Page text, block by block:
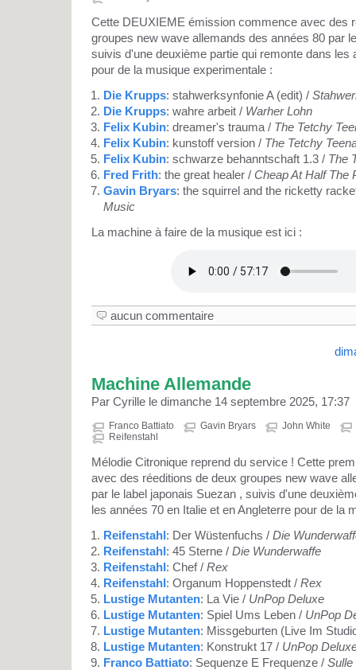
Cette DEUXIEME émission commence avec des
groupes new wave allemands des années 80 par
suivis d'une deuxième partie qui remonte dans les
pour de la musique experimentale :
Die Krupps: stahwerksynfonie A (edit) /
Die Krupps: wahre arbeit / Warher Lohn
Felix Kubin: dreamer's trauma / The Tetchy
Felix Kubin: kunstoff version / The Tetchy
Felix Kubin: schwarze behanntschaft 1.3 / The
Fred Frith: the great healer / Cheap At Half The
Gavin Bryars: the squirrel and the ricketty
Music
La machine à faire de la musique est ici :
aucun commentaire
Machine Allemande
Par Cyrille le dimanche 14 septembre 2025, 17:37
Franco Battiato Gavin Bryars
John White
Reifenstahl
Mélodie Citronique reprend du service ! Cette
avec des réeditions de deux groupes new wave
par le label japonais Suezan , suivis d'une
les années 70 en Italie et en Angleterre pour de la
Reifenstahl: Der Wüstenfuchs / Die
Reifenstahl: 45 Sterne / Die Wunderwaffe
Reifenstahl: Chef / Rex
Reifenstahl: Organum Hoppenstedt / Rex
Lustige Mutanten: La Vie / UnPop Deluxe
Lustige Mutanten: Spiel Ums Leben / UnPop
Lustige Mutanten: Missgeburten (Live Im
Lustige Mutanten: Konstrukt 17 / UnPop
Franco Battiato: Sequenze E Frequenze / Sulle